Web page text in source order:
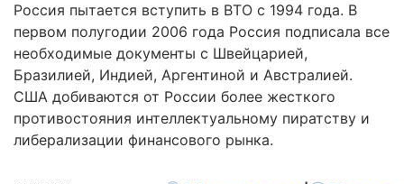
Россия пытается вступить в ВТО с 1994 года. В
первом полугодии 2006 года Россия подписала все
необходимые документы с Швейцарией,
Бразилией, Индией, Аргентиной и Австралией.
США добиваются от России более жесткого
противостояния интеллектуальному пиратству и
либерализации финансового рынка.